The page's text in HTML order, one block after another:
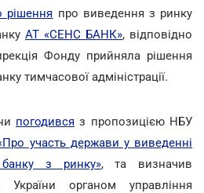
рішення про виведення з ринку
АТ «СЕНС БАНК», відповідно
Фонду прийняла рішення
тимчасової адміністрації.
погодився з пропозицією НБУ
участь держави у виведенні
з ринку», та визначив
України органом управління